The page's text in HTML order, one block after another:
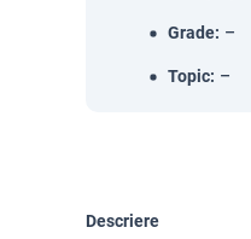
Grade: –
Topic: –
Descriere